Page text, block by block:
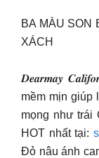
BA MÀU SON
XÁCH
𝑫𝒆𝒂𝒓𝒎𝒂𝒚
mềm mịn giúp
mọng như trái
HOT nhất tại:
Đỏ nâu ánh